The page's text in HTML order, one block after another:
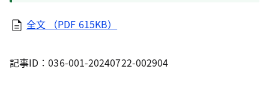
全文 （PDF 615KB）
記事ID：036-001-20240722-002904